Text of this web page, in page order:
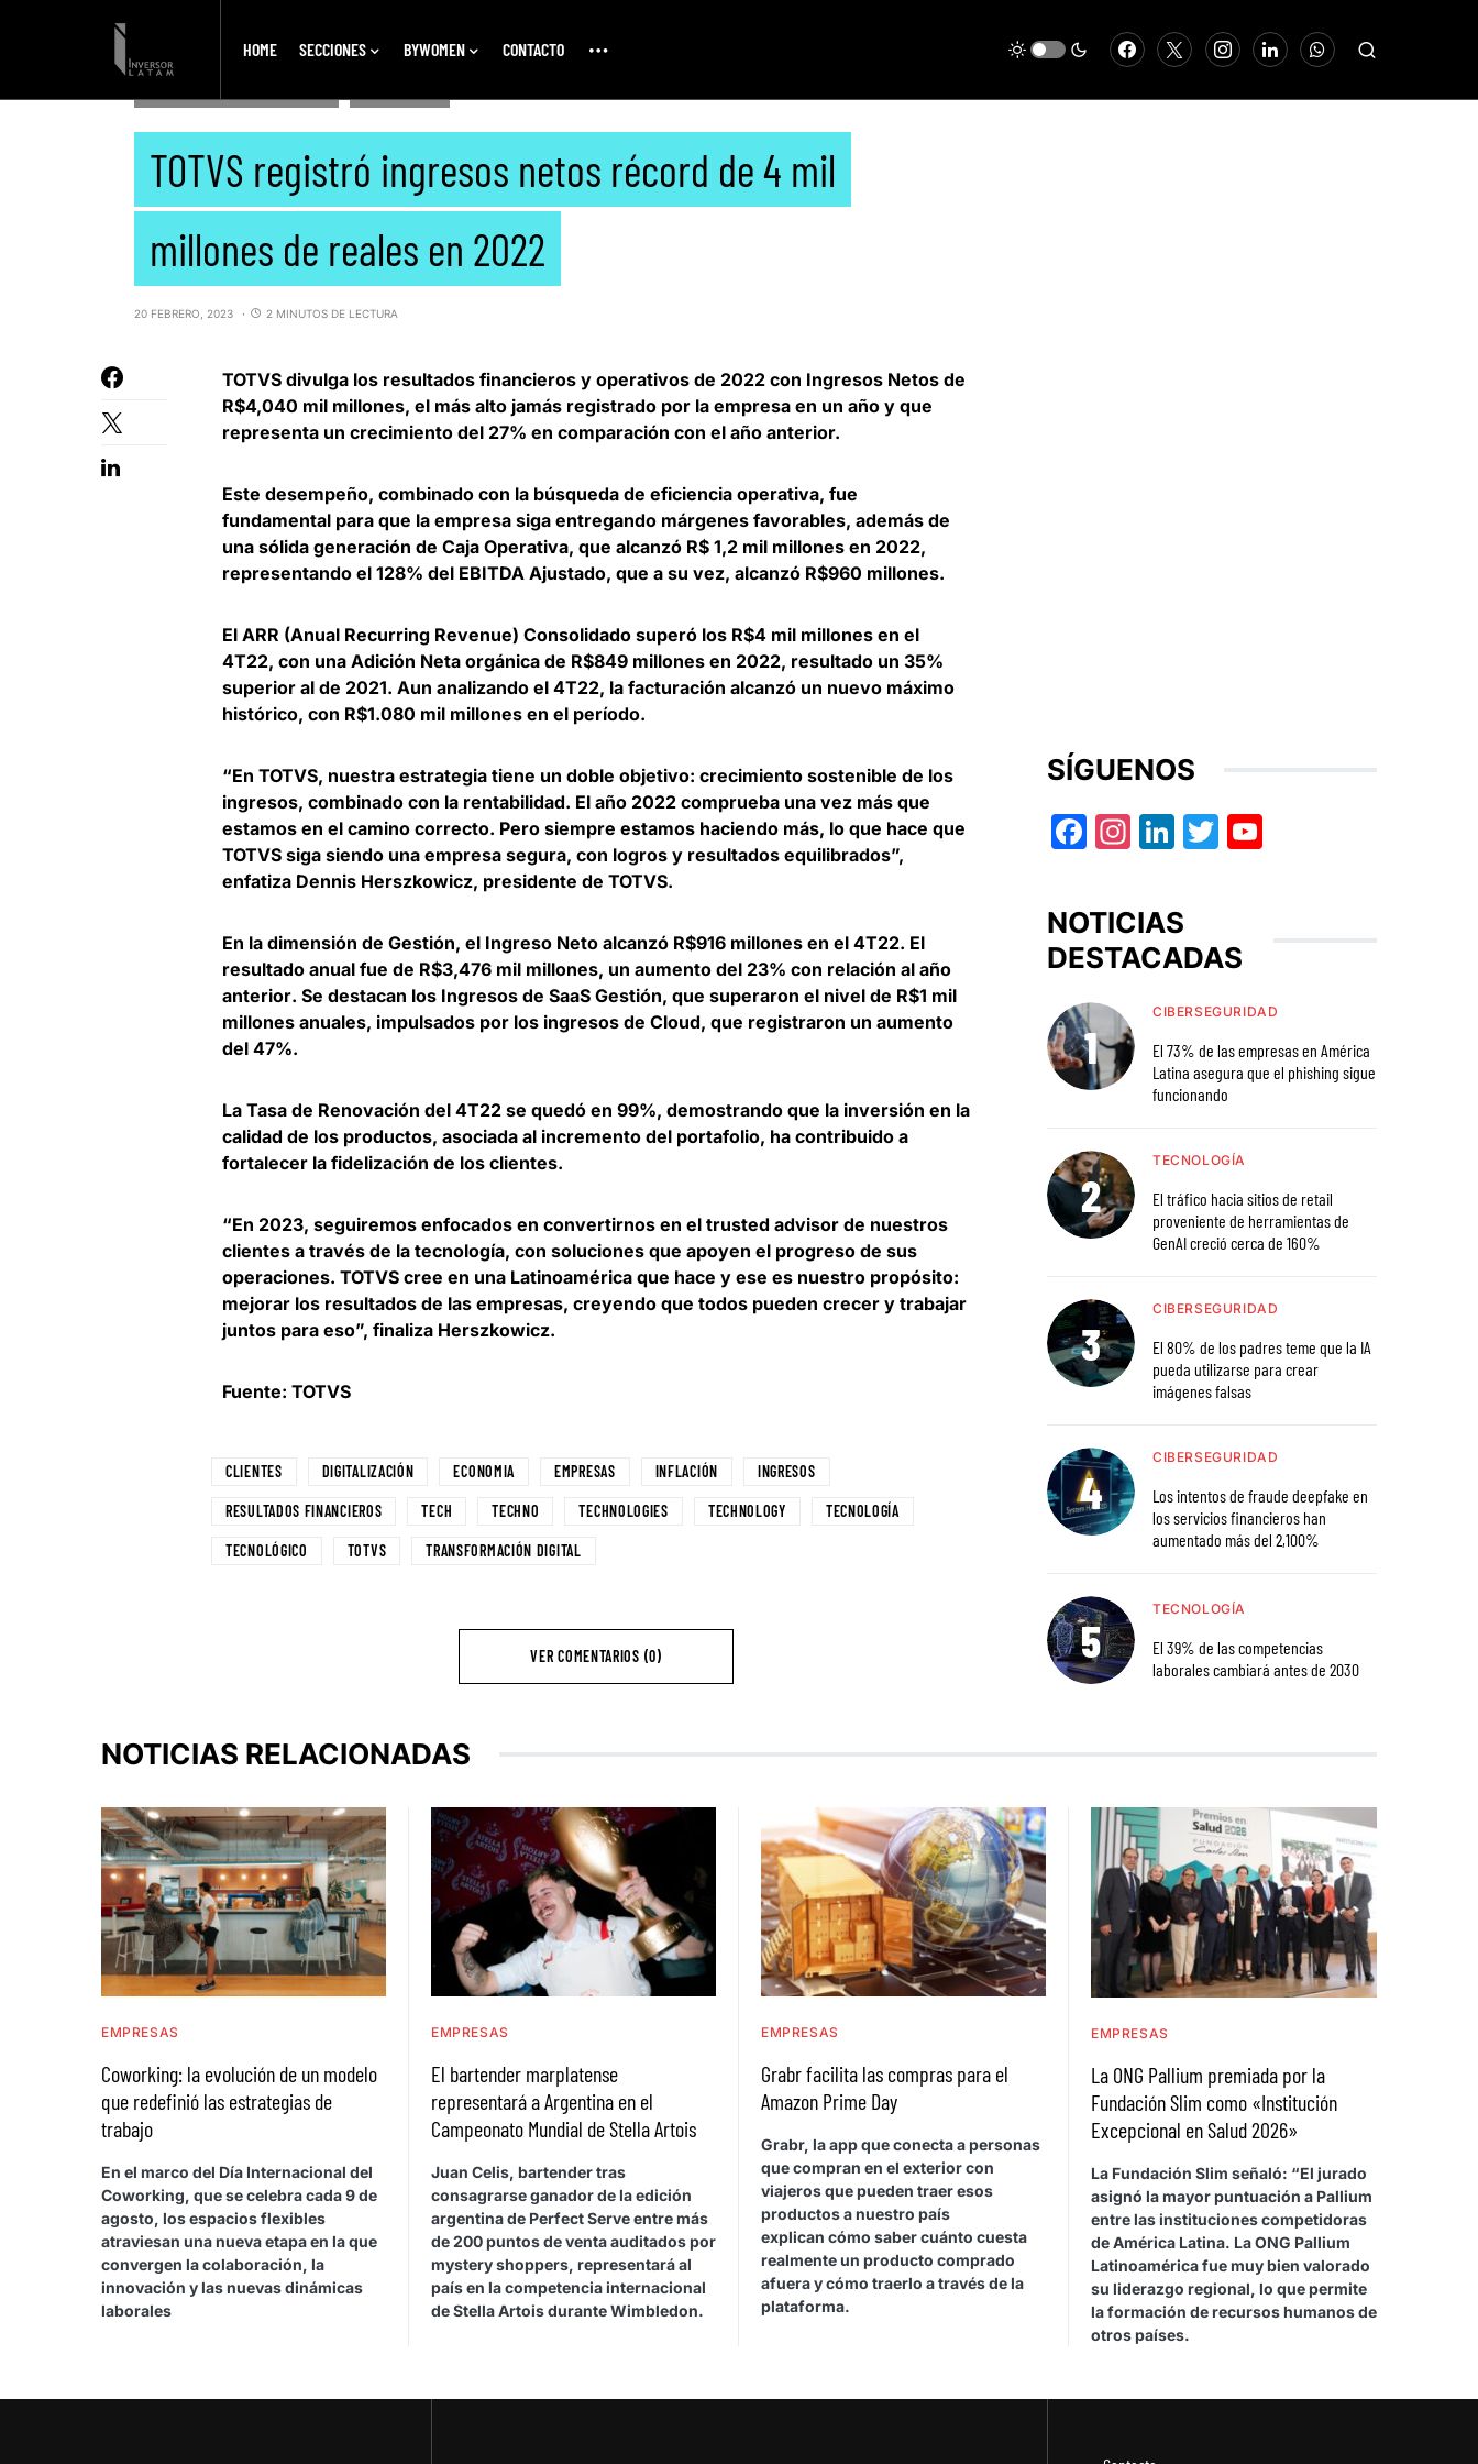
HOME SECCIONES BYWOMEN CONTACTO
TOTVS registró ingresos netos récord de 4 mil
millones de reales en 2022
20 FEBRERO, 2023 2 MINUTOS DE LECTURA
TOTVS divulga los resultados financieros y operativos de 2022 con Ingresos Netos de
R$4,040 mil millones, el más alto jamás registrado por la empresa en un año y que
representa un crecimiento del 27% en comparación con el año anterior.
Este desempeño, combinado con la búsqueda de eficiencia operativa, fue
fundamental para que la empresa siga entregando márgenes favorables, además de
una sólida generación de Caja Operativa, que alcanzó R$ 1,2 mil millones en 2022,
representando el 128% del EBITDA Ajustado, que a su vez, alcanzó R$960 millones.
El ARR (Anual Recurring Revenue) Consolidado superó los R$4 mil millones en el
4T22, con una Adición Neta orgánica de R$849 millones en 2022, resultado un 35%
superior al de 2021. Aun analizando el 4T22, la facturación alcanzó un nuevo máximo
histórico, con R$1.080 mil millones en el período.
“En TOTVS, nuestra estrategia tiene un doble objetivo: crecimiento sostenible de los
ingresos, combinado con la rentabilidad. El año 2022 comprueba una vez más que
estamos en el camino correcto. Pero siempre estamos haciendo más, lo que hace que
TOTVS siga siendo una empresa segura, con logros y resultados equilibrados”,
enfatiza Dennis Herszkowicz, presidente de TOTVS.
En la dimensión de Gestión, el Ingreso Neto alcanzó R$916 millones en el 4T22. El
resultado anual fue de R$3,476 mil millones, un aumento del 23% con relación al año
anterior. Se destacan los Ingresos de SaaS Gestión, que superaron el nivel de R$1 mil
millones anuales, impulsados ​​por los ingresos de Cloud, que registraron un aumento
del 47%.
La Tasa de Renovación del 4T22 se quedó en 99%, demostrando que la inversión en la
calidad de los productos, asociada al incremento del portafolio, ha contribuido a
fortalecer la fidelización de los clientes.
“En 2023, seguiremos enfocados en convertirnos en el trusted advisor de nuestros
clientes a través de la tecnología, con soluciones que apoyen el progreso de sus
operaciones. TOTVS cree en una Latinoamérica que hace y ese es nuestro propósito:
mejorar los resultados de las empresas, creyendo que todos pueden crecer y trabajar
juntos para eso”, finaliza Herszkowicz.
Fuente: TOTVS
CLIENTES DIGITALIZACIÓN ECONOMIA EMPRESAS INFLACIÓN INGRESOS
RESULTADOS FINANCIEROS TECH TECHNO TECHNOLOGIES TECHNOLOGY TECNOLOGÍA
TECNOLÓGICO TOTVS TRANSFORMACIÓN DIGITAL
VER COMENTARIOS (0)
SÍGUENOS
Facebook
Instagram
LinkedIn
Twitter
NOTICIAS
DESTACADAS
CIBERSEGURIDAD
El 73% de las empresas en América
Latina asegura que el phishing sigue
funcionando
TECNOLOGÍA
El tráfico hacia sitios de retail
proveniente de herramientas de
GenAI creció cerca de 160%
CIBERSEGURIDAD
El 80% de los padres teme que la IA
pueda utilizarse para crear
imágenes falsas
CIBERSEGURIDAD
Los intentos de fraude deepfake en
los servicios financieros han
aumentado más del 2,100%
TECNOLOGÍA
El 39% de las competencias
laborales cambiará antes de 2030
NOTICIAS RELACIONADAS
EMPRESAS
Coworking: la evolución de un modelo
que redefinió las estrategias de
trabajo
En el marco del Día Internacional del
Coworking, que se celebra cada 9 de
agosto, los espacios flexibles
atraviesan una nueva etapa en la que
convergen la colaboración, la
innovación y las nuevas dinámicas
laborales
EMPRESAS
El bartender marplatense
representará a Argentina en el
Campeonato Mundial de Stella Artois
Juan Celis, bartender tras
consagrarse ganador de la edición
argentina de Perfect Serve entre más
de 200 puntos de venta auditados por
mystery shoppers, representará al
país en la competencia internacional
de Stella Artois durante Wimbledon.
EMPRESAS
Grabr facilita las compras para el
Amazon Prime Day
Grabr, la app que conecta a personas
que compran en el exterior con
viajeros que pueden traer esos
productos a nuestro país
explican cómo saber cuánto cuesta
realmente un producto comprado
afuera y cómo traerlo a través de la
plataforma.
EMPRESAS
La ONG Pallium premiada por la
Fundación Slim como «Institución
Excepcional en Salud 2026»
La Fundación Slim señaló: “El jurado
asignó la mayor puntuación a Pallium
entre las instituciones competidoras
de América Latina. La ONG Pallium
Latinoamérica fue muy bien valorado
su liderazgo regional, lo que permite
la formación de recursos humanos de
otros países.